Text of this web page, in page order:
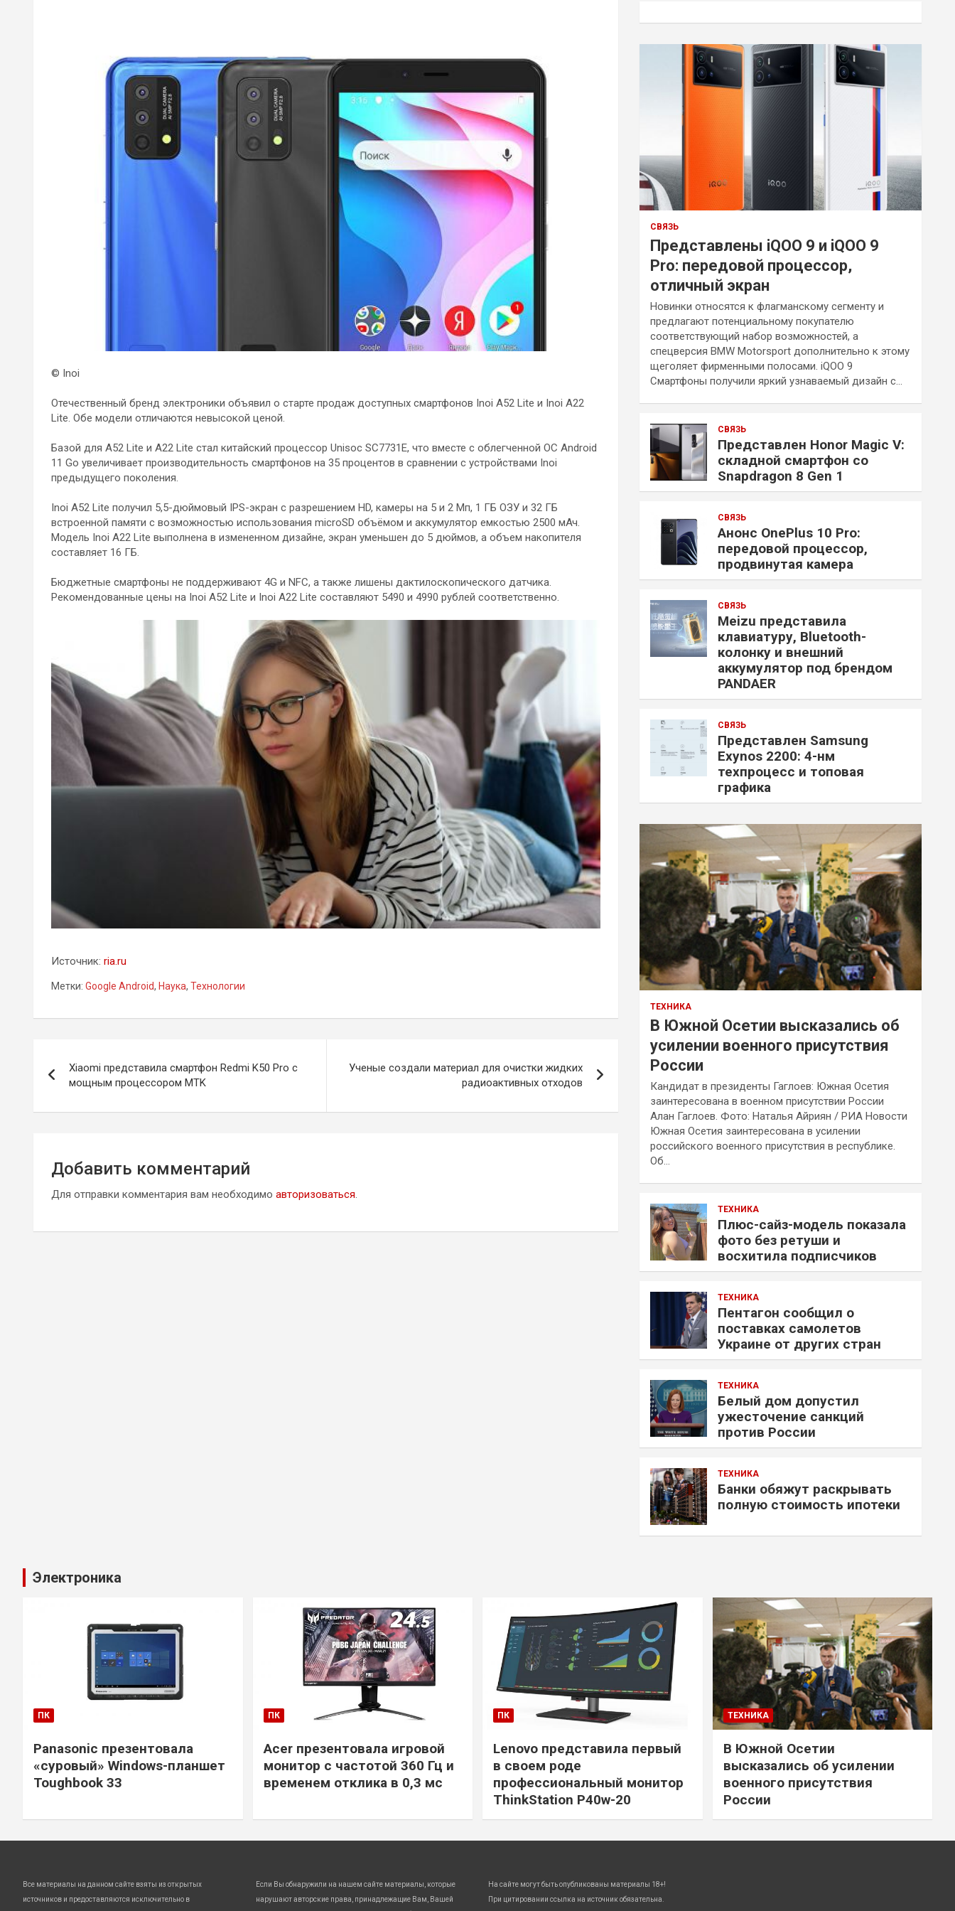
© Inoi
Отечественный бренд электроники объявил о старте продаж доступных смартфонов Inoi A52 Lite и Inoi A22
Lite. Обе модели отличаются невысокой ценой.
Базой для A52 Lite и A22 Lite стал китайский процессор Unisoc SC7731E, что вместе с облегченной ОС Android
11 Go увеличивает производительность смартфонов на 35 процентов в сравнении с устройствами Inoi
предыдущего поколения.
Inoi A52 Lite получил 5,5-дюймовый IPS-экран с разрешением HD, камеры на 5 и 2 Мп, 1 ГБ ОЗУ и 32 ГБ
встроенной памяти с возможностью использования microSD объёмом и аккумулятор емкостью 2500 мАч.
Модель Inoi A22 Lite выполнена в измененном дизайне, экран уменьшен до 5 дюймов, а объем накопителя
составляет 16 ГБ.
Бюджетные смартфоны не поддерживают 4G и NFC, а также лишены дактилоскопического датчика.
Рекомендованные цены на Inoi A52 Lite и Inoi A22 Lite составляют 5490 и 4990 рублей соответственно.
Источник: ria.ru
Метки: Google Android, Наука, Технологии
по
записям
Xiaomi представила смартфон Redmi K50 Pro с
мощным процессором MTK
Ученые создали материал для очистки жидких
радиоактивных отходов
Добавить комментарий
Для отправки комментария вам необходимо авторизоваться.
СВЯЗЬ
Представлены iQOO 9 и iQOO 9
Pro: передовой процессор,
отличный экран
Новинки относятся к флагманскому сегменту и
предлагают потенциальному покупателю
соответствующий набор возможностей, а
спецверсия BMW Motorsport дополнительно к этому
щеголяет фирменными полосами. iQOO 9
Смартфоны получили яркий узнаваемый дизайн с…
СВЯЗЬ
Представлен Honor Magic V:
складной смартфон со
Snapdragon 8 Gen 1
СВЯЗЬ
Анонс OnePlus 10 Pro:
передовой процессор,
продвинутая камера
СВЯЗЬ
Meizu представила
клавиатуру, Bluetooth-
колонку и внешний
аккумулятор под брендом
PANDAER
СВЯЗЬ
Представлен Samsung
Exynos 2200: 4-нм
техпроцесс и топовая
графика
ТЕХНИКА
В Южной Осетии высказались об
усилении военного присутствия
России
Кандидат в президенты Гаглоев: Южная Осетия
заинтересована в военном присутствии России
Алан Гаглоев. Фото: Наталья Айриян / РИА Новости
Южная Осетия заинтересована в усилении
российского военного присутствия в республике.
Об…
ТЕХНИКА
Плюс-сайз-модель показала
фото без ретуши и
восхитила подписчиков
ТЕХНИКА
Пентагон сообщил о
поставках самолетов
Украине от других стран
ТЕХНИКА
Белый дом допустил
ужесточение санкций
против России
ТЕХНИКА
Банки обяжут раскрывать
полную стоимость ипотеки
Электроника
ПК
Panasonic презентовала
«суровый» Windows-планшет
Toughbook 33
ПК
Acer презентовала игровой
монитор с частотой 360 Гц и
временем отклика в 0,3 мс
ПК
Lenovo представила первый
в своем роде
профессиональный монитор
ThinkStation P40w-20
ТЕХНИКА
В Южной Осетии
высказались об усилении
военного присутствия
России
Все материалы на данном сайте взяты из открытых
источников и предоставляются исключительно в
Если Вы обнаружили на нашем сайте материалы, которые
нарушают авторские права, принадлежащие Вам, Вашей
На сайте могут быть опубликованы материалы 18+!
При цитировании ссылка на источник обязательна.